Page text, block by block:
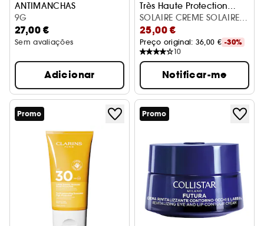
ANTIMANCHAS
9G
27,00 €
Sem avaliações
Adicionar
Très Haute Protection
SPF50+
Protetores solares
SOLAIRE CREME SOLAIRE
CORPS SPF50
25,00 €
Preço original: 36,00 € -30%
10
Notificar-me
Promo Promo